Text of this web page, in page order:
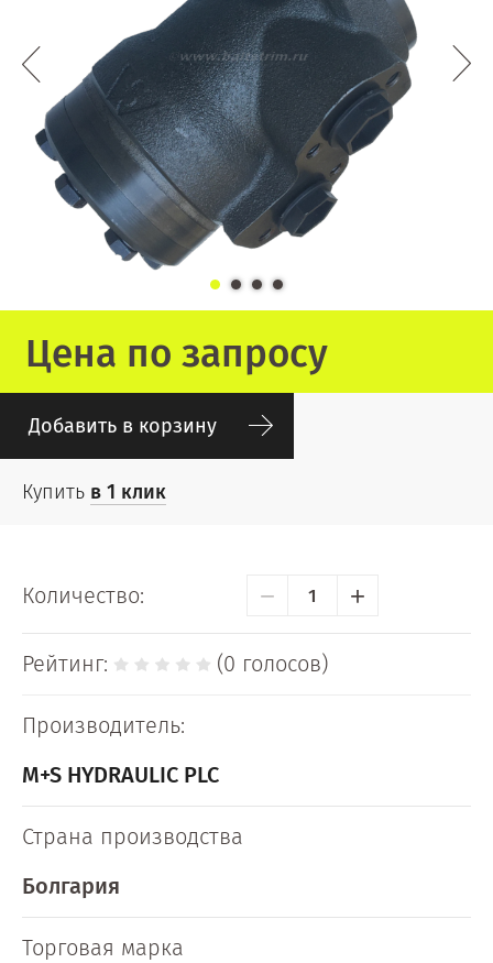
Цена по запросу
Добавить в корзину
Купить в 1 клик
Количество: − +
Рейтинг: (0 голосов)
Производитель:
M+S HYDRAULIC PLC
Страна производства
Болгария
Торговая марка